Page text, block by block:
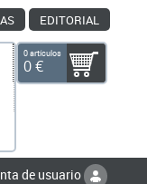
EDITORIAL
0 artículos
0 €
de usuario